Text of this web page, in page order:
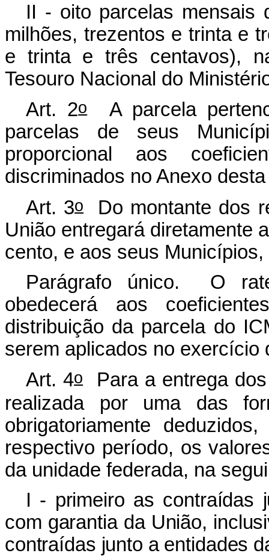
II - oito parcelas mensais
milhões, trezentos e trinta e
e trinta e três centavos),
Tesouro Nacional do
Art. 2oA parcela
parcelas de seus
proporcional aos
discriminados no Anexo
Art. 3oDo montante dos
União entregará diretamente
cento, e aos seus
Parágrafo único. O
obedecerá aos
distribuição da parcela do
serem aplicados no exercício
Art. 4oPara a entrega dos
realizada por uma das
obrigatoriamente
respectivo período, os
da unidade federada, na
I - primeiro as contraídas
com garantia da União,
contraídas junto a entidades